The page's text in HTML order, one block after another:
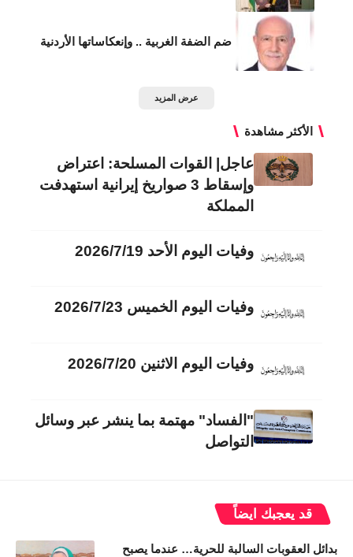
ضم الضفة الغربية .. وإنعكاساتها الأردنية
عرض المزيد
الأكثر مشاهدة
عاجل| القوات المسلحة: اعتراض
وإسقاط 3 صواريخ إيرانية استهدفت
المملكة
وفيات اليوم الأحد 2026/7/19
وفيات اليوم الخميس 2026/7/23
وفيات اليوم الاثنين 2026/7/20
"الفساد" مهتمة بما ينشر عبر وسائل
التواصل
قد يعجبك ايضاً
بدائل العقوبات السالبة للحرية… عندما يصبح